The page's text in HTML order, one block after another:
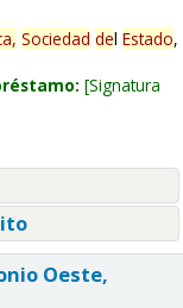
Sociedad del Estado,
Signatura
Oeste,